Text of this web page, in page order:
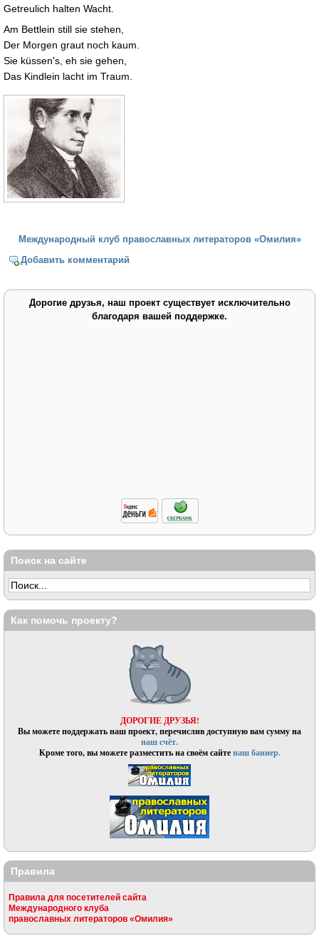
Getreulich halten Wacht.
Am Bettlein still sie stehen,
Der Morgen graut noch kaum.
Sie küssen's, eh sie gehen,
Das Kindlein lacht im Traum.
Международный клуб православных литераторов «Омилия»
Добавить комментарий
Дорогие друзья, наш проект существует исключительно
благодаря вашей поддержке.
Поиск на сайте
Как помочь проекту?
ДОРОГИЕ ДРУЗЬЯ!
Вы можете поддержать наш проект, перечислив доступную вам сумму на
наш счёт.
Кроме того, вы можете разместить на своём сайтенаш баннер.
Правила
Правила для посетителей сайта
Международного клуба
православных литераторов «Омилия»